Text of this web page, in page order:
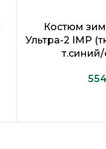
Костюм
Ультра-2 IMP